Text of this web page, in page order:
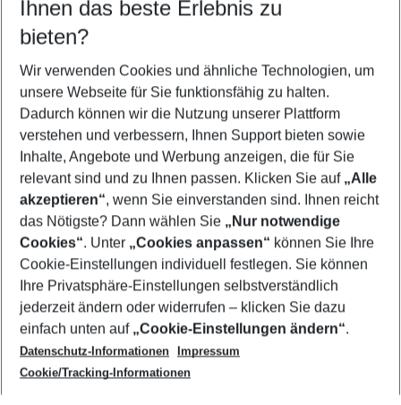
11.08.26– 09.08.27 5-8 Nächte
2 Erwachsene Keine Kinder
Mehr Filter anzeigen
Footer
Footer navigation
Über uns
AGB
Cookie-Einstellungen ändern
Cookie-Richtlinie
Datenschutz
Service & Hilfe
Barrierefreies Reisen
Check-in
Folgen Sie uns
Ihnen das beste Erlebnis zu
bieten?
Wir verwenden Cookies und ähnliche Technologien, um
unsere Webseite für Sie funktionsfähig zu halten.
Dadurch können wir die Nutzung unserer Plattform
verstehen und verbessern, Ihnen Support bieten sowie
Inhalte, Angebote und Werbung anzeigen, die für Sie
relevant sind und zu Ihnen passen. Klicken Sie auf „Alle
akzeptieren“, wenn Sie einverstanden sind. Ihnen reicht
das Nötigste? Dann wählen Sie „Nur notwendige
Cookies“. Unter „Cookies anpassen“ können Sie Ihre
Cookie-Einstellungen individuell festlegen. Sie können
Ihre Privatsphäre-Einstellungen selbstverständlich
jederzeit ändern oder widerrufen – klicken Sie dazu
einfach unten auf „Cookie-Einstellungen ändern“.
Datenschutz-Informationen
Impressum
Cookie/Tracking-Informationen